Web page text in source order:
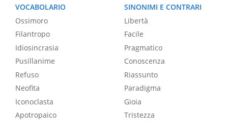
VOCABOLARIO
Ossimoro
Filantropo
Idiosincrasia
Pusillanime
Refuso
Neofita
Iconoclasta
Apotropaico
SINONIMI E CONTRARI
Libertà
Facile
Pragmatico
Conoscenza
Riassunto
Paradigma
Gioia
Tristezza